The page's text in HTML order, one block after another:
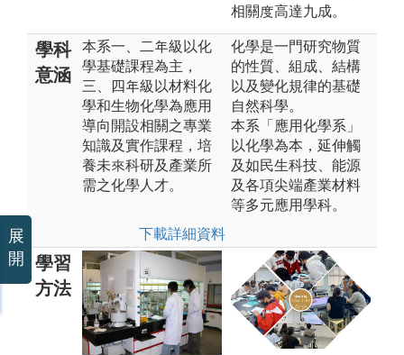
相關度高達九成。
學科
意涵
本系一、二年級以化
學基礎課程為主，
三、四年級以材料化
學和生物化學為應用
導向開設相關之專業
知識及實作課程，培
養未來科研及產業所
需之化學人才。
下載詳細資料
化學是一門研究物質
的性質、組成、結構
以及變化規律的基礎
自然科學。
本系「應用化學系」
以化學為本，延伸觸
及如民生科技、能源
及各項尖端產業材料
等多元應用學科。
學習
方法
展
開